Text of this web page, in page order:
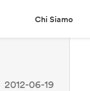
Chi Siamo
2012-06-19